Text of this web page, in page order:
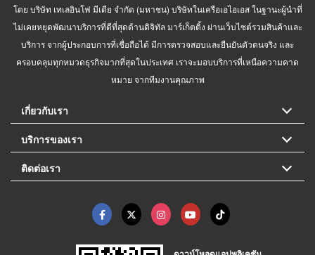
โดย บริษัท เทเลอินโฟ มีเดีย จำกัด (มหาชน) บริษัทในเครือเอไอเอส ในฐานะผู้นำที่
ไม่เคยหยุดพัฒนาบริการที่ดีที่สุดด้านดิจิทัล มาร์เก็ตติ้ง ผ่านเว็บไซต์รวมสินค้าและ
บริการ จากผู้ประกอบการที่เชื่อถือได้ มีการตรวจสอบและยืนยันตัวตนจริง และ
ครอบคลุมทุกหมวดธุรกิจมากที่สุดในประเทศ เราจะมอบบริการที่เหนือความคาด
หมาย จากทีมงานคุณภาพ
เกี่ยวกับเรา
บริการของเรา
ติดต่อเรา